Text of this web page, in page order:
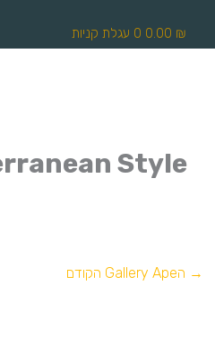
0.00 ₪
0 עגלת קניות
Style
→ הGallery Ape הקודם